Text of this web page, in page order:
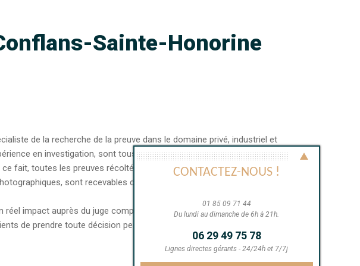
CONTACTEZ-NOUS !
01 85 09 71 44
Du lundi au dimanche de 6h à 21h.
06 29 49 75 78
Lignes directes gérants - 24/24h et 7/7j
Sainte-Honorine
de la recherche de la preuve dans le domaine privé, industriel et
en investigation, sont tous titulaires des diplômes officiels (IFAR)
ce fait, toutes les preuves récoltées à Conflans-Sainte-Honorine par
sont recevables devant tous les tribunaux de la Justice
impact auprès du juge compétent, pourra servir à toute négociation
de prendre toute décision personnel ou professionnelle.